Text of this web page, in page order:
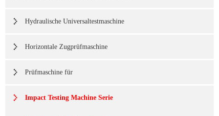
Hydraulische Universaltestmaschine
Horizontale Zugprüfmaschine
Prüfmaschine für
Impact Testing Machine Serie